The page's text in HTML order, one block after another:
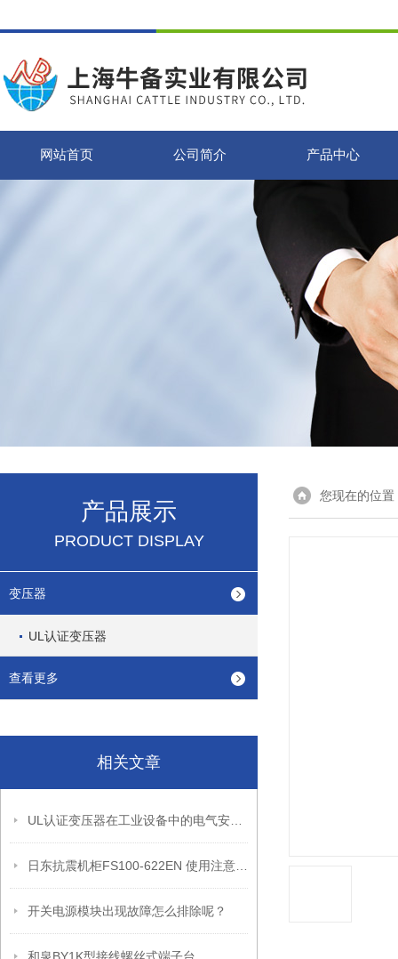
网站首页 公司简介 产品中心
产品展示
PRODUCT DISPLAY
变压器
UL认证变压器
查看更多
相关文章
开关电源模块出现故障怎么排除呢？
您现在的位置